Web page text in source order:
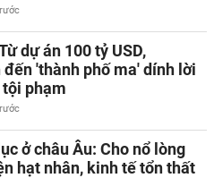
dự án 100 tỷ USD,
đến 'thành phố ma' dính lời
phạm
ở châu Âu: Cho nổ lòng
hạt nhân, kinh tế tổn thất